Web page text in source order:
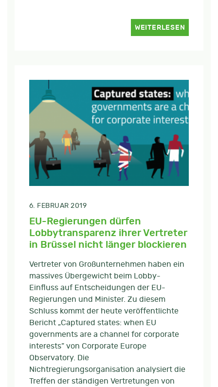
WEITERLESEN
6. FEBRUAR 2019
EU-Regierungen dürfen
Lobbytransparenz ihrer Vertreter
in Brüssel nicht länger blockieren
Vertreter von Großunternehmen haben ein
massives Übergewicht beim Lobby-
Einfluss auf Entscheidungen der EU-
Regierungen und Minister. Zu diesem
Schluss kommt der heute veröffentlichte
Bericht „Captured states: when EU
governments are a channel for corporate
interests” von Corporate Europe
Observatory. Die
Nichtregierungsorganisation analysiert die
Treffen der ständigen Vertretungen von